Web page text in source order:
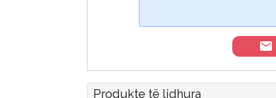
Produkte të lidhura